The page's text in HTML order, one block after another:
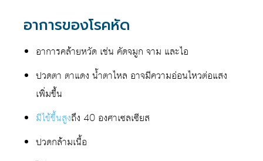
อาการของโรคหัด
อาการคล้ายหวัด เช่น คัดจมูก จาม และไอ
ปวดตา ตาแดง น้ำตาไหล อาจมีความอ่อนไหวต่อแสง
เพิ่มขึ้น
มีไข้ขึ้นสูงถึง 40 องศาเซลเซียส
ปวดกล้ามเนื้อ